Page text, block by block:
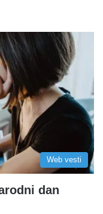
Web vesti
dan